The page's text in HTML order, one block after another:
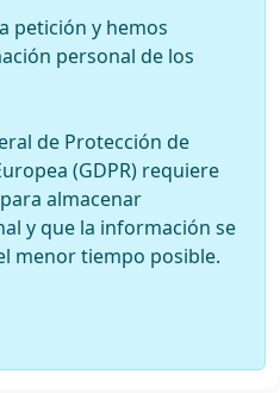
petición y hemos
personal de los
de Protección de
(GDPR) requiere
almacenar
y que la información se
menor tiempo posible.